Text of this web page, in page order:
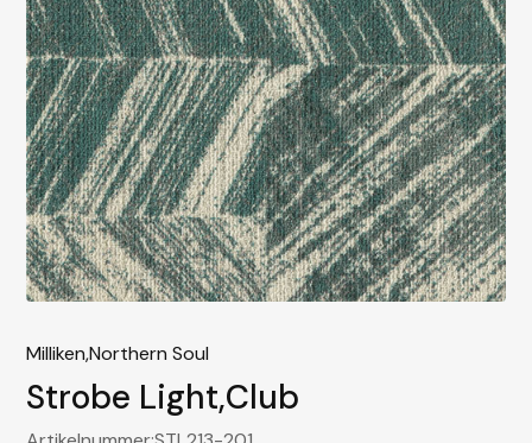
Milliken,Northern Soul
Strobe Light,Club